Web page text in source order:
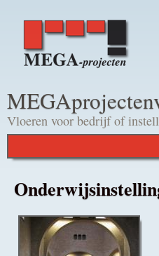
Vloeren voor bedrijf of